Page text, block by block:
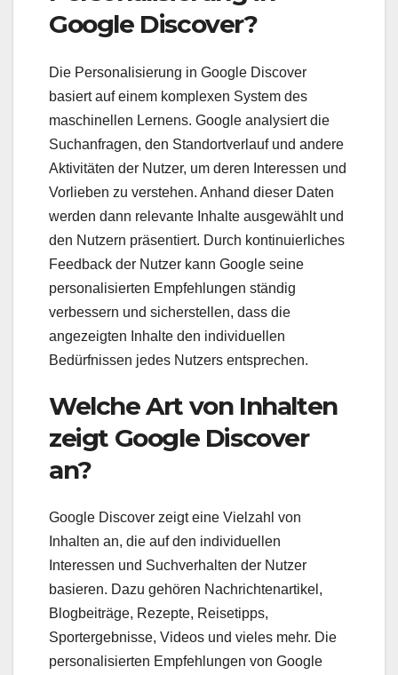
Google Discover?
Die Personalisierung in Google Discover
basiert auf einem komplexen System des
maschinellen Lernens. Google analysiert die
Suchanfragen, den Standortverlauf und andere
Aktivitäten der Nutzer, um deren Interessen und
Vorlieben zu verstehen. Anhand dieser Daten
werden dann relevante Inhalte ausgewählt und
den Nutzern präsentiert. Durch kontinuierliches
Feedback der Nutzer kann Google seine
personalisierten Empfehlungen ständig
verbessern und sicherstellen, dass die
angezeigten Inhalte den individuellen
Bedürfnissen jedes Nutzers entsprechen.
Welche Art von Inhalten
zeigt Google Discover
an?
Google Discover zeigt eine Vielzahl von
Inhalten an, die auf den individuellen
Interessen und Suchverhalten der Nutzer
basieren. Dazu gehören Nachrichtenartikel,
Blogbeiträge, Rezepte, Reisetipps,
Sportergebnisse, Videos und vieles mehr. Die
personalisierten Empfehlungen von Google